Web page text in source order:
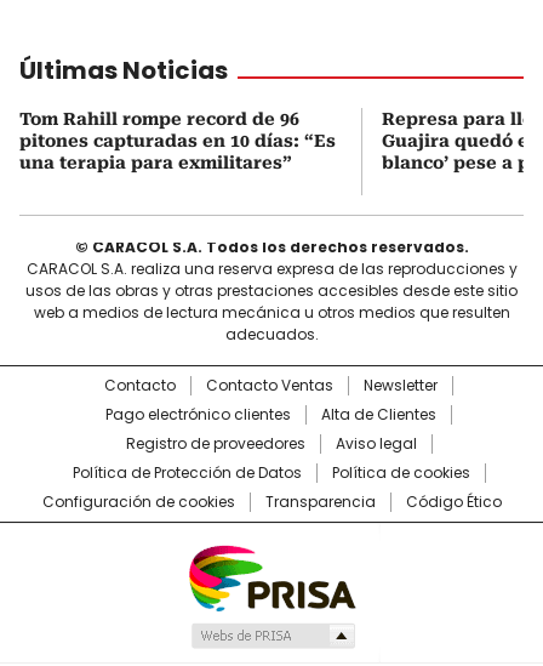
Últimas Noticias
Tom Rahill rompe record de 96
pitones capturadas en 10 días: “Es
una terapia para exmilitares”
Represa para
Guajira quedó en
blanco’ pese a
© CARACOL S.A. Todos los derechos reservados.
CARACOL S.A. realiza una reserva expresa de las reproducciones y
usos de las obras y otras prestaciones accesibles desde este sitio
web a medios de lectura mecánica u otros medios que resulten
adecuados.
Contacto Contacto Ventas
Newsletter
Pago electrónico clientes
Alta de Clientes
Registro de proveedores
Aviso legal
Política de Protección de Datos
Política de cookies
Configuración de cookies
Transparencia Código Ético